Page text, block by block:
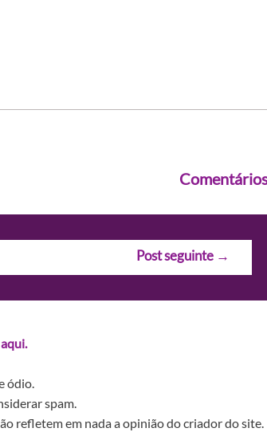
Post seguinte →
ódio.
spam.
refletem em nada a opinião do criador do site.